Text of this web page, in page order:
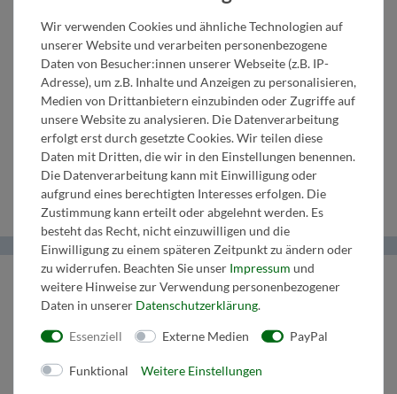
Klarinette
in B
1. Tenor-
Saxophon
in B
Trompete
in B
1.
Trompete
1. Posaune
in C/B
2. Posaune
in C/B
Helma Musikverlag
Mail:music@helmamusic.com
Wir verwenden Cookies und ähnliche Technologien auf
unserer Website und verarbeiten personenbezogene
Daten von Besucher:innen unserer Webseite (z.B. IP-
Adresse), um z.B. Inhalte und Anzeigen zu personalisieren,
Medien von Drittanbietern einzubinden oder Zugriffe auf
unsere Website zu analysieren. Die Datenverarbeitung
erfolgt erst durch gesetzte Cookies. Wir teilen diese
Daten mit Dritten, die wir in den Einstellungen benennen.
Die Datenverarbeitung kann mit Einwilligung oder
aufgrund eines berechtigten Interesses erfolgen. Die
Zustimmung kann erteilt oder abgelehnt werden. Es
besteht das Recht, nicht einzuwilligen und die
Einwilligung zu einem späteren Zeitpunkt zu ändern oder
zu widerrufen. Beachten Sie unser Impressum und
weitere Hinweise zur Verwendung personenbezogener
Daten in unserer Daten­schutz­erklärung.
Essenziell Externe Medien PayPal
Funktional Weitere Einstellungen